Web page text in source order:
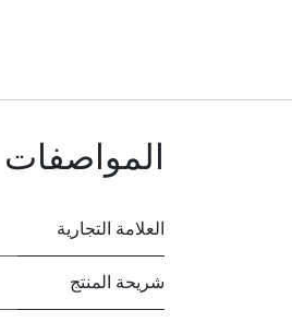
المواصفات
العلامة التجارية
شريحة المنتج